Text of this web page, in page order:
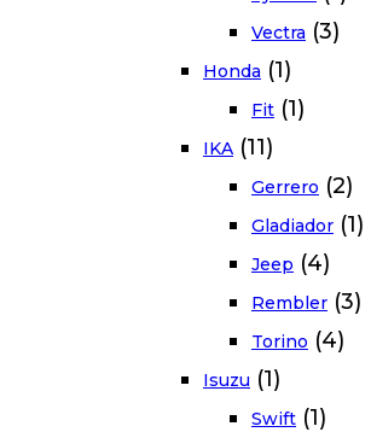
Vectra (3)
Honda (1)
Fit (1)
IKA (11)
Gerrero (2)
Gladiador (1)
Jeep (4)
Rembler (3)
Torino (4)
Isuzu (1)
Swift (1)